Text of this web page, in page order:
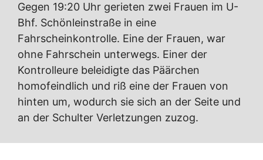
Gegen 19:20 Uhr gerieten zwei Frauen im U-
Bhf. Schönleinstraße in eine
Fahrscheinkontrolle. Eine der Frauen, war
ohne Fahrschein unterwegs. Einer der
Kontrolleure beleidigte das Päärchen
homofeindlich und riß eine der Frauen von
hinten um, wodurch sie sich an der Seite und
an der Schulter Verletzungen zuzog.